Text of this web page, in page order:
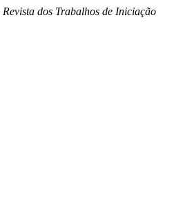
Revista dos Trabalhos de Iniciação